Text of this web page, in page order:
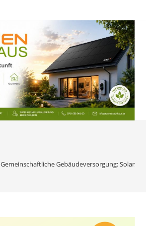
Gemeinschaftliche Gebäudeversorgung: